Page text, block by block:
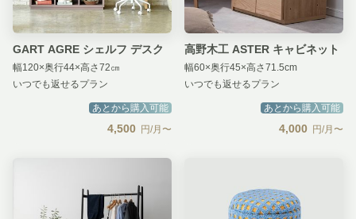
GART AGRE シェルフ デスク
幅120×奥行44×高さ72㎝
いつでも返せるプラン
あとから購入可能
4,500 円/月〜
高野木工 ASTER キャビネット
幅60×奥行45×高さ71.5cm
いつでも返せるプラン
あとから購入可能
4,000 円/月〜